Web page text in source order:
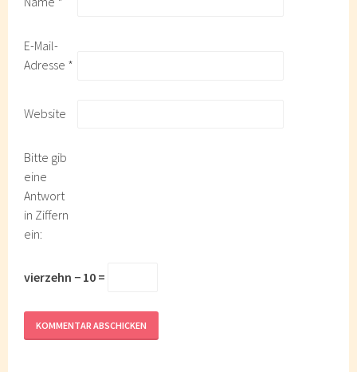
E-Mail-
Adresse *
Website
Bitte gib
eine
Antwort
in Ziffern
ein:
vierzehn − 10 =